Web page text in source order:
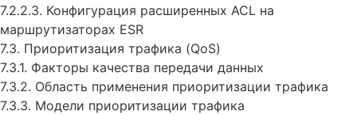
7.2.2.3. Конфигурация расширенных ACL на
маршрутизаторах ESR
7.3. Приоритизация трафика (QoS)
7.3.1. Факторы качества передачи данных
7.3.2. Область применения приоритизации трафика
7.3.3. Модели приоритизации трафика